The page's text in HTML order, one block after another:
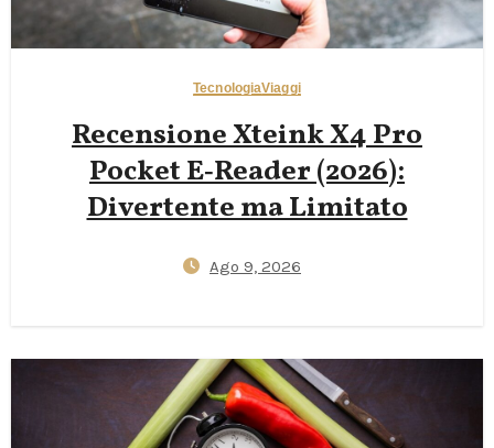
TecnologiaViaggi
Recensione Xteink X4 Pro
Pocket E‑Reader (2026):
Divertente ma Limitato
Ago 9, 2026